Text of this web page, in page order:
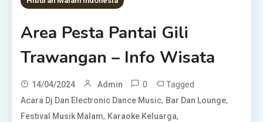
Area Pesta Pantai Gili
Trawangan – Info Wisata
14/04/2024 Admin 0 Tagged
Acara Dj Dan Electronic Dance Music, Bar Dan Lounge,
Festival Musik Malam, Karaoke Keluarga,